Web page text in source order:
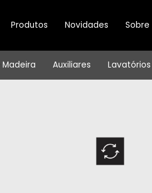
Produtos Novidades Sobre
Auxiliares Lavatórios